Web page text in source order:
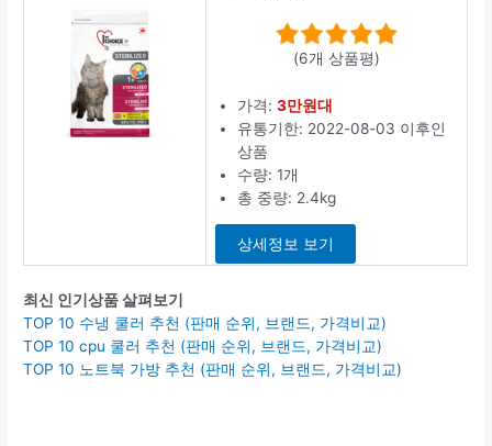
(6개 상품평)
가격:3만원대
유통기한: 2022-08-03 이후인
상품
수량: 1개
총 중량: 2.4kg
상세정보 보기
최신 인기상품 살펴보기
TOP 10 수냉 쿨러 추천 (판매 순위, 브랜드, 가격비교)
TOP 10 cpu 쿨러 추천 (판매 순위, 브랜드, 가격비교)
TOP 10 노트북 가방 추천 (판매 순위, 브랜드, 가격비교)